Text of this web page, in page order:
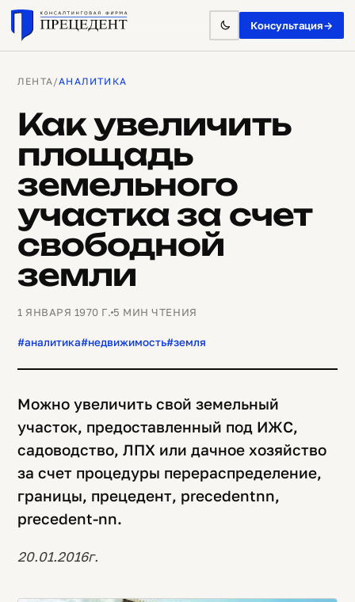
Консультация→
ЛЕНТА/АНАЛИТИКА
Как увеличить
площадь
земельного
участка за счет
свободной
земли
1 ЯНВАРЯ 1970 Г. 5 МИН ЧТЕНИЯ
#аналитика#недвижимость#земля
Можно увеличить свой земельный
участок, предоставленный под ИЖС,
садоводство, ЛПХ или дачное хозяйство
за счет процедуры перераспределение,
границы, прецедент, precedentnn,
precedent-nn.
20.01.2016г.